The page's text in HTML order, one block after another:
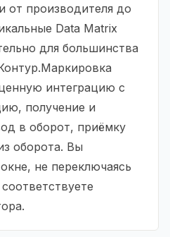
от производителя до
Data Matrix
для большинства
интеграцию с
получение и
в оборот, приёмку
оборота. Вы
не переключаясь